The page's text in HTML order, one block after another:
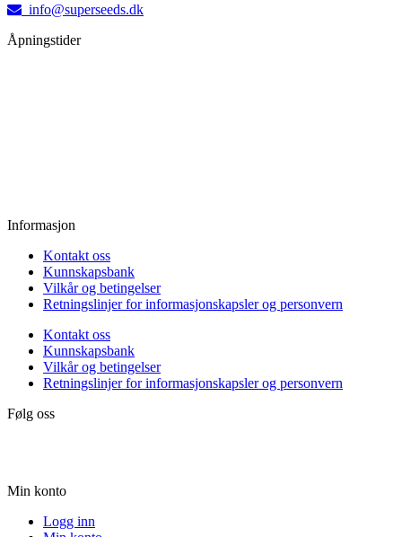
info@superseeds.dk
Åpningstider
Informasjon
Kontakt oss
Kunnskapsbank
Vilkår og betingelser
Retningslinjer for informasjonskapsler og personvern
Kontakt oss
Kunnskapsbank
Vilkår og betingelser
Retningslinjer for informasjonskapsler og personvern
Følg oss
Min konto
Logg inn